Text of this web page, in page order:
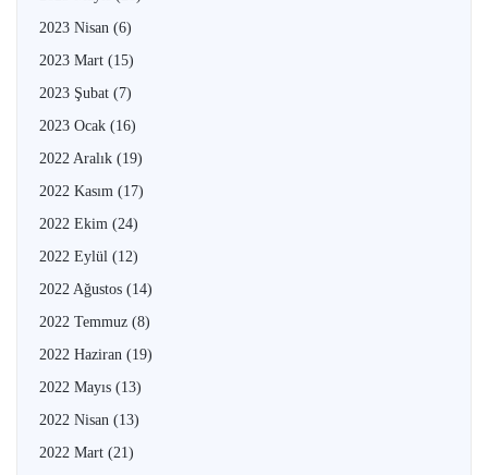
2023 Nisan (6)
2023 Mart (15)
2023 Şubat (7)
2023 Ocak (16)
2022 Aralık (19)
2022 Kasım (17)
2022 Ekim (24)
2022 Eylül (12)
2022 Ağustos (14)
2022 Temmuz (8)
2022 Haziran (19)
2022 Mayıs (13)
2022 Nisan (13)
2022 Mart (21)